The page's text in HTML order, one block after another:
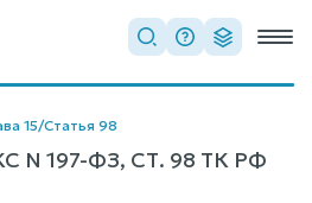
15/Статья 98
197-ФЗ, СТ. 98 ТК РФ